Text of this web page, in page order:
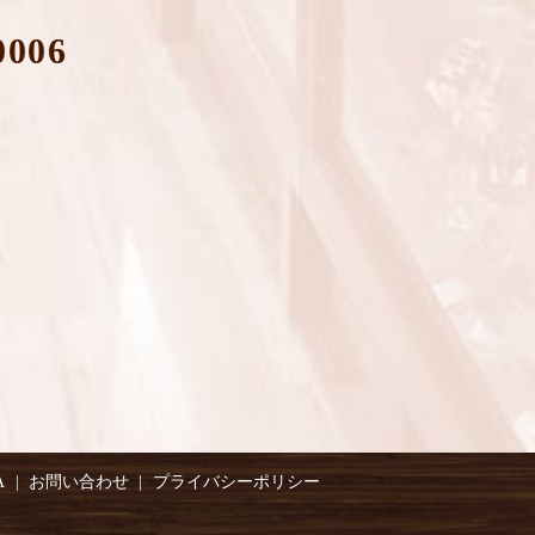
お問い合わせ プライバシーポリシー